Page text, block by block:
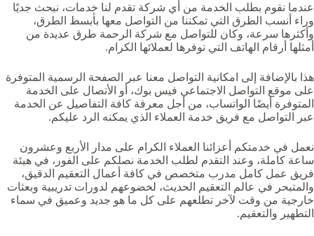
عندما نقوم بطلب الخدمة من أي شركة تقدم لنا خدمات، نبحث جديًا
وراء أنسب الطرق التي تمكننا من التواصل معها بأبسط الطرق،
وأكثرها سرعة، وكان للتواصل مع شركة الرحمة طرق عديدة من
أمثلها أرقام الهاتف التي توفرها لعملائها الكرام.
هذا بالإضافة إلى امكانية التواصل معنا عبر الصفحة الرسمية المتوفرة
على موقع التواصل الاجتماعي فيس بوك، أو الأتصال على الخدمة
المتوفرة أيضًا الواتساب، من أجل معرفة كافة التفاصيل عن الخدمة
عبر التواصل مع فريق خدمة العملاء الذي يمكنه الرد عليكم.
نعمل في خدمتكم أعزائنا العملاء الكرام على مدار الأربع وعشرون
ساعة كاملة، وعند التقدم لطلب الخدمة نصلكم على الفور، في هيئة
فريق عمل كامل مدرب متخصص في كافة أعمال التعقيم الدقيق،
والمتبحر في عالم التعقيم الحديث، لخضوعهم لدورات تدريبية وبعثات
خارجية من وقت لآخر تطلعهم على كل ما هو جديد وعميق في سماء
التطهير والتعقيم.